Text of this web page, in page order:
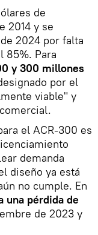
de
2014 y se
2024 por falta
85%. Para
y 300 millones
por el
viable" y
el ACR-300 es
demanda
diseño ya está
no cumple. En
una pérdida de
de 2023 y